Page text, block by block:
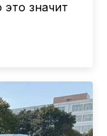
это значит